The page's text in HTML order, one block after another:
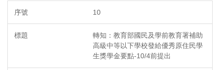
10
轉知：教育部國民及學前教育署補助
高級中等以下學校發給優秀原住民學
生獎學金要點-10/4前提出